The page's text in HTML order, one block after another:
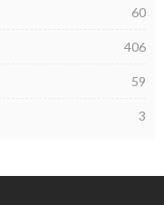
60
406
59
3